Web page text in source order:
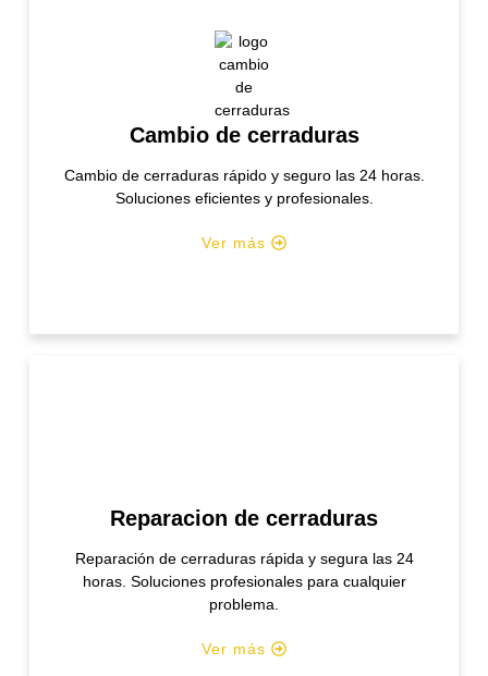
Cambio de cerraduras
Cambio de cerraduras rápido y seguro las 24 horas.
Soluciones eficientes y profesionales.
Ver más
Reparacion de cerraduras
Reparación de cerraduras rápida y segura las 24
horas. Soluciones profesionales para cualquier
problema.
Ver más